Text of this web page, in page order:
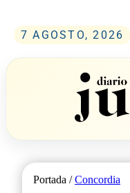
7 AGOSTO, 2026
Portada /Concordia